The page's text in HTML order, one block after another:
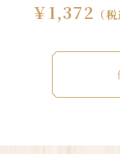
￥1,372 （